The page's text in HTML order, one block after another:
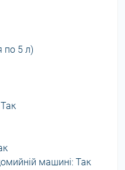
по 5 л)
машині: Так